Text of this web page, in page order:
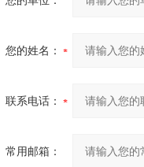
您的姓名：
联系电话：
常用邮箱：